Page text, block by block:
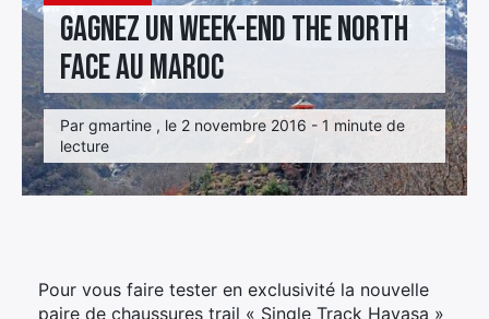
Gagnez un week-end The North
Face au Maroc
Par gmartine , le 2 novembre 2016 - 1 minute de
lecture
Pour vous faire tester en exclusivité la nouvelle
paire de chaussures trail « Single Track Hayasa »